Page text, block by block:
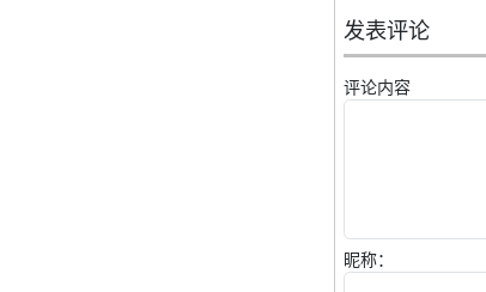
发表评论
评论内容
昵称：